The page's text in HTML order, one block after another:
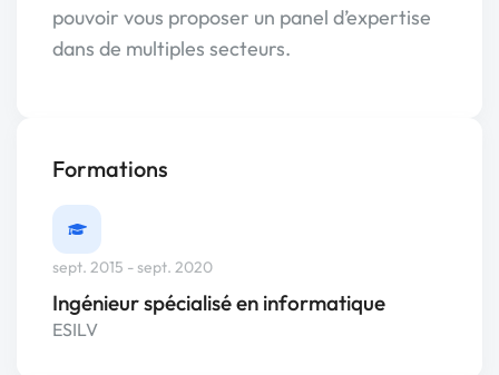
pouvoir vous proposer un panel d’expertise
dans de multiples secteurs.
Formations
sept. 2015 - sept. 2020
Ingénieur spécialisé en informatique
ESILV